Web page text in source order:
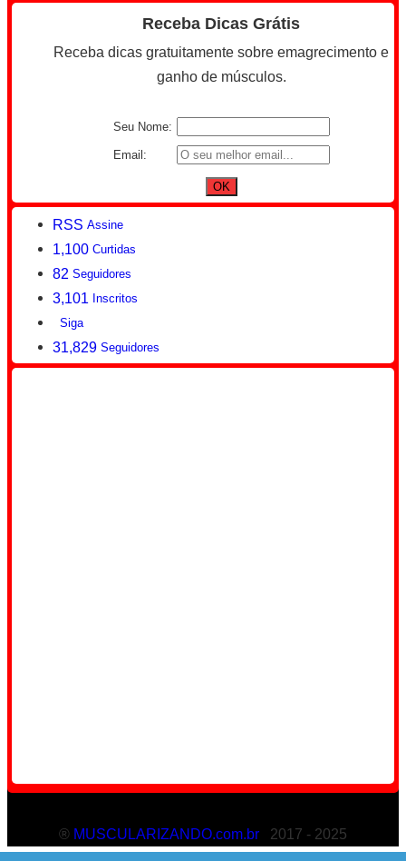
Receba Dicas Grátis
Receba dicas gratuitamente sobre emagrecimento e
ganho de músculos.
Seu Nome:
Email:
RSS Assine
1,100 Curtidas
82 Seguidores
3,101 Inscritos
Siga
31,829 Seguidores
® MUSCULARIZANDO.com.br 2017 - 2025